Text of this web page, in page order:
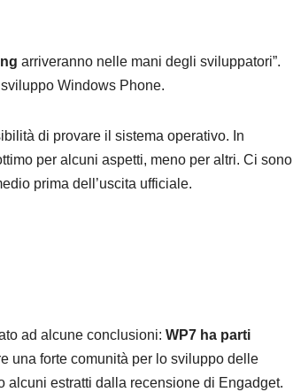
arriveranno nelle mani degli sviluppatori”.
Windows Phone.
di provare il sistema operativo. In
per alcuni aspetti, meno per altri. Ci sono
prima dell’uscita ufficiale.
ad alcune conclusioni: WP7 ha parti
una forte comunità per lo sviluppo delle
estratti dalla recensione di Engadget.